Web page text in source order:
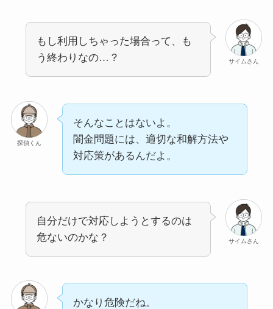
サイムさん
もし利用しちゃった場合って、も
う終わりなの…？
探偵くん
そんなことはないよ。
闇金問題には、適切な和解方法や
対応策があるんだよ。
サイムさん
自分だけで対応しようとするのは
危ないのかな？
かなり危険だね。